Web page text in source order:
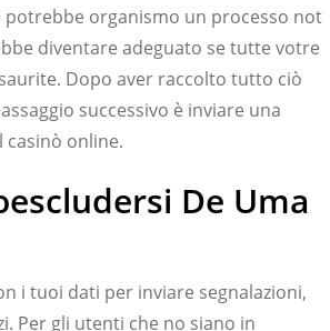
potrebbe organismo un processo not
diventare adeguato se tutte votre
Dopo aver raccolto tutto ciò
successivo è inviare una
online.
De Uma
i tuoi dati per inviare segnalazioni,
Per gli utenti che no siano in